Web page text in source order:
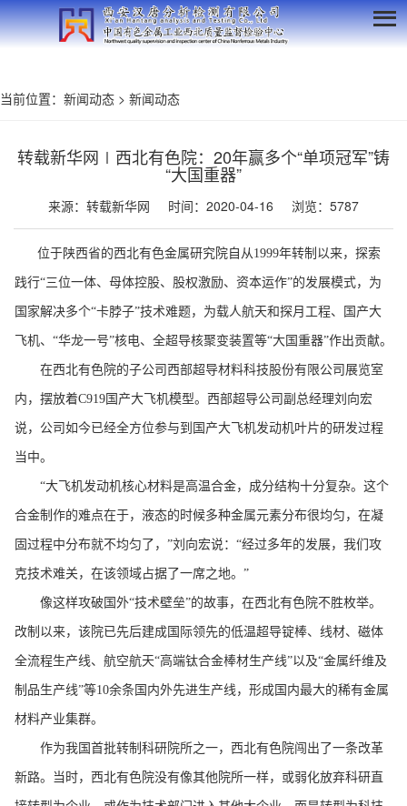
当前位置： 新闻动态 > 新闻动态
转载新华网∣西北有色院：20年赢多个“单项冠军”铸
“大国重器”
来源：转载新华网 时间：2020-04-16 浏览：5787
位于陕西省的西北有色金属研究院自从1999年转制以来，探索
践行“三位一体、母体控股、股权激励、资本运作”的发展模式，为
国家解决多个“卡脖子”技术难题，为载人航天和探月工程、国产大
飞机、“华龙一号”核电、全超导核聚变装置等“大国重器”作出贡献。
在西北有色院的子公司西部超导材料科技股份有限公司展览室
内，摆放着C919国产大飞机模型。西部超导公司副总经理刘向宏
说，公司如今已经全方位参与到国产大飞机发动机叶片的研发过程
当中。
“大飞机发动机核心材料是高温合金，成分结构十分复杂。这个
合金制作的难点在于，液态的时候多种金属元素分布很均匀，在凝
固过程中分布就不均匀了，”刘向宏说：“经过多年的发展，我们攻
克技术难关，在该领域占据了一席之地。”
像这样攻破国外“技术壁垒”的故事，在西北有色院不胜枚举。
改制以来，该院已先后建成国际领先的低温超导锭棒、线材、磁体
全流程生产线、航空航天“高端钛合金棒材生产线”以及“金属纤维及
制品生产线”等10余条国内外先进生产线，形成国内最大的稀有金属
材料产业集群。
作为我国首批转制科研院所之一，西北有色院闯出了一条改革
新路。当时，西北有色院没有像其他院所一样，或弱化放弃科研直